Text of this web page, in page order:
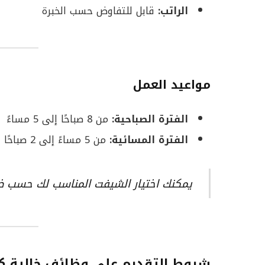
الراتب: قابل للتفاوض حسب الخبرة
مواعيد العمل
الفترة الصباحية: من 8 صباحًا إلى 5 مساءً
الفترة المسائية: من 5 مساءً إلى 2 صباحًا
يمكنك اختيار الشيفت المناسب لك